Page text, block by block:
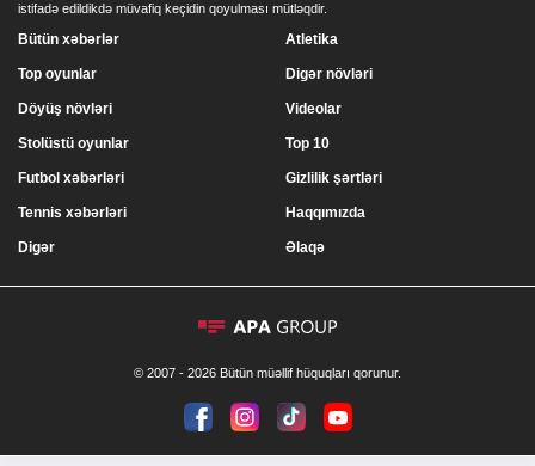
istifadə edildikdə müvafiq keçidin qoyulması mütləqdir.
Bütün xəbərlər
Top oyunlar
Döyüş növləri
Stolüstü oyunlar
Atletika
Digər növləri
Videolar
Top 10
Futbol xəbərləri
Tennis xəbərləri
Digər
Gizlilik şərtləri
Haqqımızda
Əlaqə
© 2007 - 2026 Bütün müəllif hüquqları qorunur.